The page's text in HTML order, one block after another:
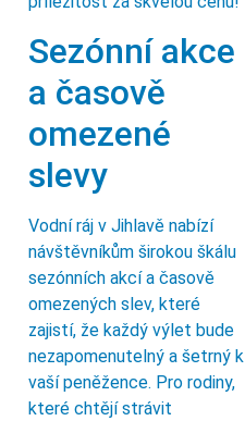
Sezónní akce
a časově
omezené
slevy
Vodní ráj v Jihlavě nabízí
návštěvníkům širokou škálu
sezónních akcí a časově
omezených slev, které
zajistí, že každý výlet bude
nezapomenutelný a šetrný k
vaší peněžence. Pro rodiny,
které chtějí strávit